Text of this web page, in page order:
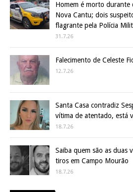
Homem é morto durante
Nova Cantu; dois
flagrante pela Polícia
31.7.26
Falecimento de Celeste
12.7.26
Santa Casa contradiz
vítima de atentado, está
18.7.26
Saiba quem são as duas
tiros em Campo Mourão
18.7.26